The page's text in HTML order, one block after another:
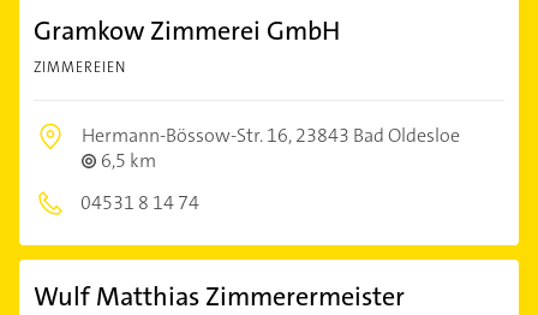
Gramkow Zimmerei GmbH
ZIMMEREIEN
Hermann-Bössow-Str. 16,23843 Bad Oldesloe
6,5 km
04531 8 14 74
Wulf Matthias Zimmerermeister